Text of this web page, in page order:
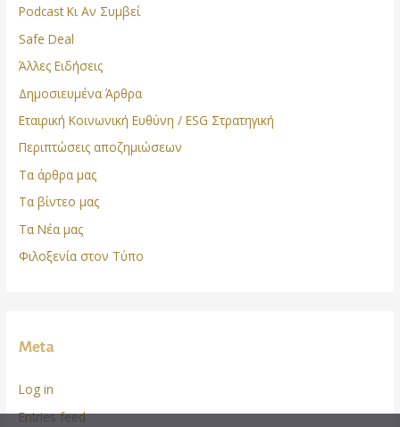
Podcast Κι Αν Συμβεί
Safe Deal
Άλλες Ειδήσεις
Δημοσιευμένα Άρθρα
Εταιρική Κοινωνική Ευθύνη / ESG Στρατηγική
Περιπτώσεις αποζημιώσεων
Τα άρθρα μας
Τα βίντεο μας
Τα Νέα μας
Φιλοξενία στον Τύπο
Meta
Log in
Entries feed